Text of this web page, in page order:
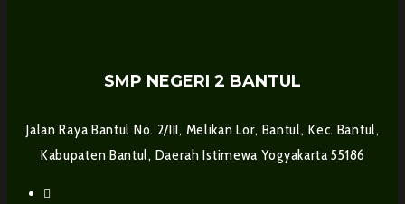
SMP NEGERI 2 BANTUL
Jalan Raya Bantul No. 2/III, Melikan Lor, Bantul, Kec. Bantul,
Kabupaten Bantul, Daerah Istimewa Yogyakarta 55186